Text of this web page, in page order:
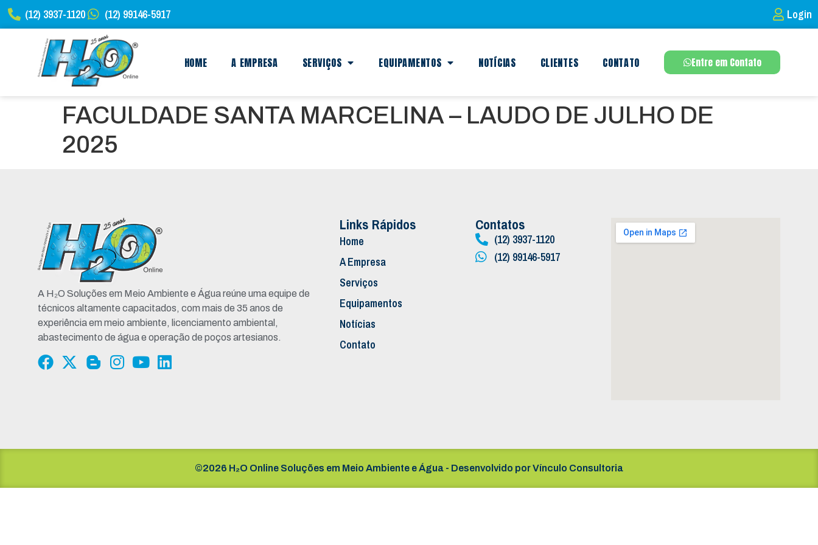
(12) 3937-1120 (12) 99146-5917 Login
HOME A EMPRESA SERVIÇOS EQUIPAMENTOS NOTÍCIAS CLIENTES CONTATO Entre em Contato
FACULDADE SANTA MARCELINA – LAUDO DE JULHO DE
2025
A H₂O Soluções em Meio Ambiente e Água reúne uma equipe de
técnicos altamente capacitados, com mais de 35 anos de
experiência em meio ambiente, licenciamento ambiental,
abastecimento de água e operação de poços artesianos.
Links Rápidos
Home
A Empresa
Serviços
Equipamentos
Notícias
Contato
Contatos
(12) 3937-1120
(12) 99146-5917
©2026 H₂O Online Soluções em Meio Ambiente e Água - Desenvolvido porVínculo Consultoria